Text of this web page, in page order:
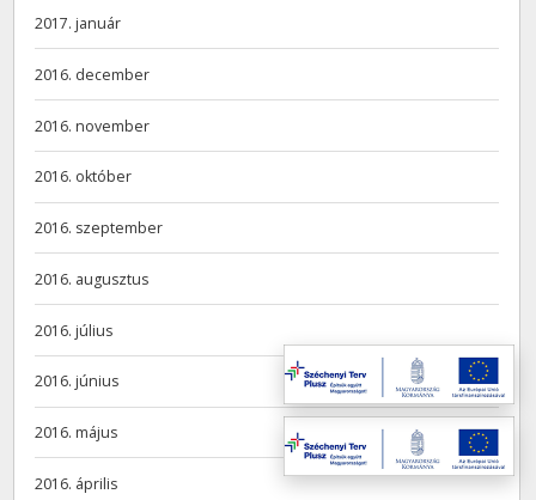
2017. január
2016. december
2016. november
2016. október
2016. szeptember
2016. augusztus
2016. július
2016. június
2016. május
2016. április